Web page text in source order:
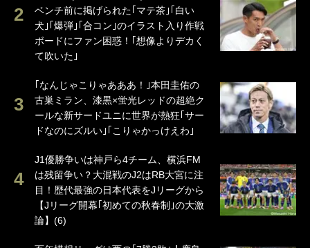
ベンチ前に掲げられた｢マテ茶｣｢白い
犬｣｢爆弾｣｢合コン｣のイラスト入り作戦
ボードにファン困惑！｢想像よりデカく
て吹いた｣
｢なんじゃこりゃあああ！｣本田圭佑の
古巣ミラン、漆黒×蛍光レッドの超絶ク
ールな新サードユニに世界が熱狂｢サー
ドなのにズルい｣｢こりゃかっけえわ｣
J1優勝争いは神戸ら4チーム、横浜FM
は残留争い？大混戦のJ2はRB大宮に注
目！歴代最強の日本代表をJリーグから
【Jリーグ開幕｢初めての秋春制｣の大激
論】(6)